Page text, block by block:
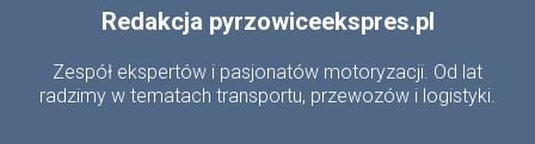
Redakcja pyrzowiceekspres.pl
Zespół ekspertów i pasjonatów motoryzacji. Od lat
radzimy w tematach transportu, przewozów i logistyki.